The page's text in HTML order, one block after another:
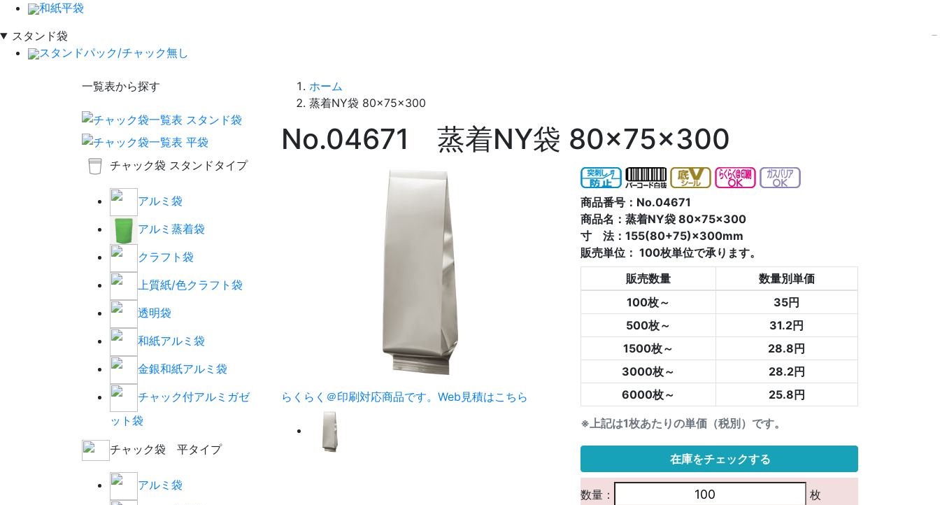
和紙平袋
スタンド袋
スタンドパック/チャック無し
一覧表から探す
チャック袋 スタンドタイプ
アルミ袋
アルミ蒸着袋
クラフト袋
上質紙/色クラフト袋
透明袋
和紙アルミ袋
金銀和紙アルミ袋
チャック付アルミガゼ
ット袋
チャック袋 平タイプ
アルミ袋
ホーム
蒸着NY袋 80×75×300
No.04671 蒸着NY袋 80×75×300
らくらく＠印刷対応商品です。 Web見積はこちら
商品番号：No.04671
商品名：蒸着NY袋 80×75×300
寸 法：155(80+75)×300mm
販売単位： 100枚単位で承ります。
※上記は1枚あたりの単価（税別）です。
販売数量
数量別単価
100枚～
35円
500枚～
31.2円
1500枚～
28.8円
3000枚～
28.2円
6000枚～
25.8円
在庫をチェックする
数量： 枚